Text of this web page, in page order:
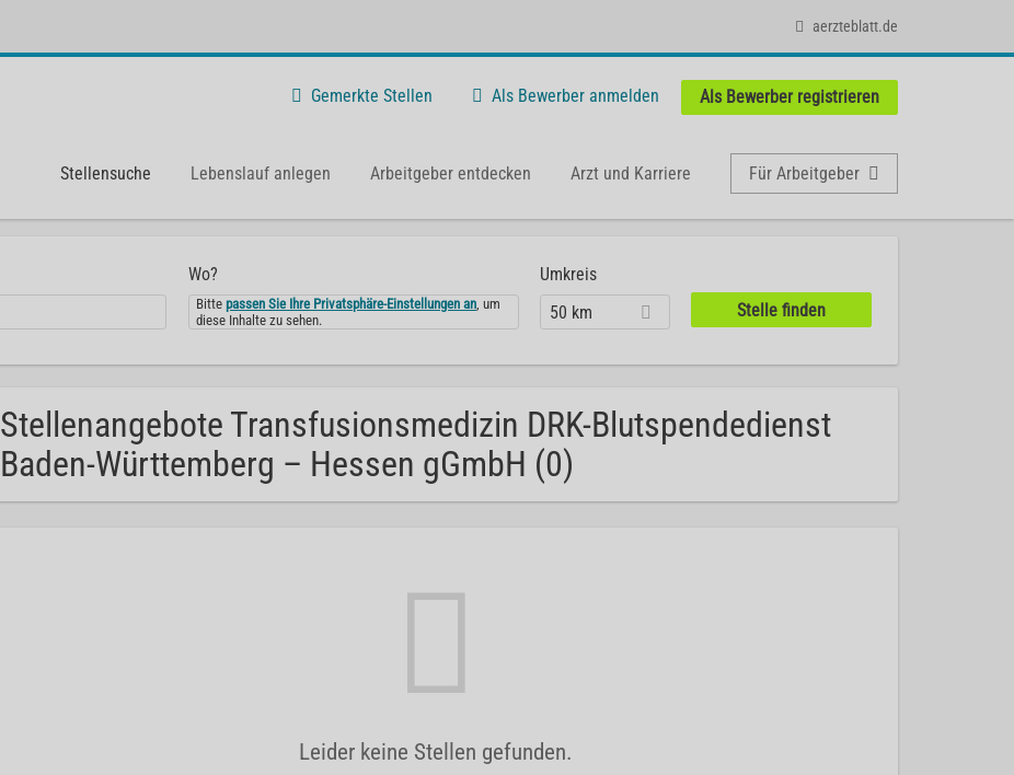
aerzteblatt.de
Gemerkte Stellen Als Bewerber anmelden Als Bewerber registrieren
Stellensuche Lebenslauf anlegen Arbeitgeber entdecken Arzt und Karriere Für Arbeitgeber
Wo?
Bittepassen Sie Ihre Privatsphäre-Einstellungen an, um
diese Inhalte zu sehen.
Umkreis
50 km
Stellenangebote Transfusionsmedizin DRK-Blutspendedienst
Baden-Württemberg – Hessen gGmbH (0)
Leider keine Stellen gefunden.